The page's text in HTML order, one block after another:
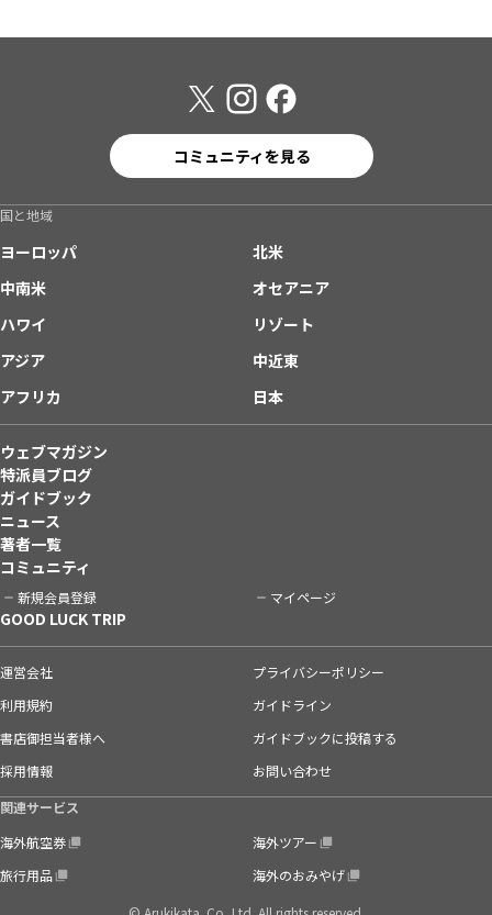
コミュニティを見る
国と地域
ヨーロッパ
北米
中南米
オセアニア
ハワイ
リゾート
アジア
中近東
アフリカ
日本
ウェブマガジン
特派員ブログ
ガイドブック
ニュース
著者一覧
コミュニティ
新規会員登録 マイページ
GOOD LUCK TRIP
運営会社
プライバシーポリシー
利用規約
ガイドライン
書店御担当者様へ
ガイドブックに投稿する
採用情報
お問い合わせ
関連サービス
海外航空券
海外ツアー
旅行用品
海外のおみやげ